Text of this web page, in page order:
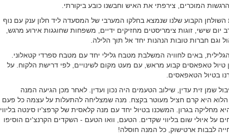
המוכרים, צירפתי את האיש וחבשנו כובע ביקורתי.
השולחן הקבוע שלנו שנמצא בחלקו המערבי של המסעדה ליד חלון ענק עם נוף
שישי, זוגות צימריסטים מחזיקים ידיים, משפחות שחוגגות אירוע מרגש,
וגם חברות טובות הנהנות יחד אל תוך הלילה.
באים לחוויה המשלבת מטבח גלילי יחד עם מטבח ספרדי קטאלוני.
טיול טאפאסים קבוע מראש, עם מעט מקום לשינויים, לפי דרישת הלקוח. על
בטיול הטאפאסים.
שמן זית עדין, שילוב הטעמים היה נכון ועדין. לאחר מכן הגיעה המנה
הלוא היא קרם חציל מעוטר בקצח. מנה שמצליחה להתעלות על עצמה כל פעם
מחליקה בגרון. המשכנו בטיול יחד עם מנה קלאסית של קרפצ'יו סינטה בליווי
על איולי שום בליווי שקדים. הטעם, וואו הטעם - השקדים הקרנצ'ים הוסיפו
לבבות ארטישוק, כל המנה חוסלה!